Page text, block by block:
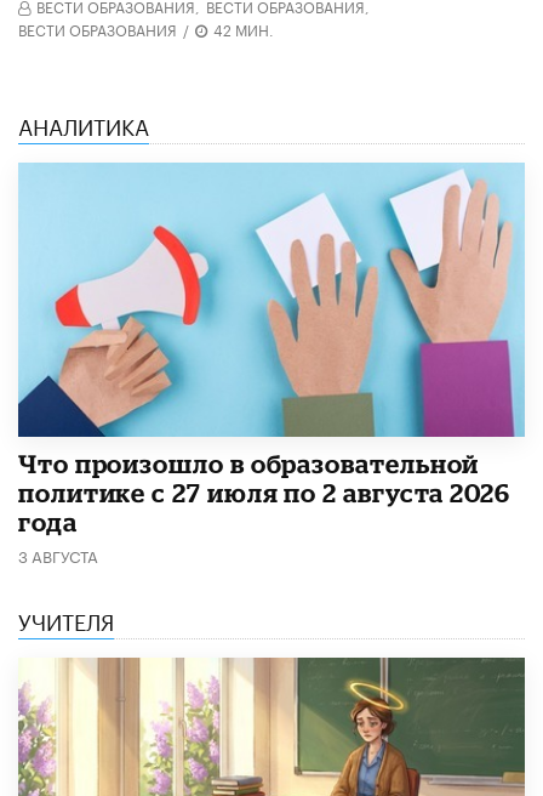
ВЕСТИ ОБРАЗОВАНИЯ, ВЕСТИ ОБРАЗОВАНИЯ,
ВЕСТИ ОБРАЗОВАНИЯ / 42 МИН.
АНАЛИТИКА
​Что произошло в образовательной
политике с 27 июля по 2 августа 2026
года
3 АВГУСТА
УЧИТЕЛЯ